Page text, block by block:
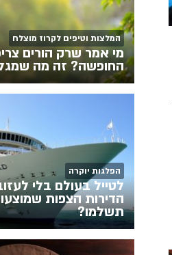
המלצות וטיפים לקרוז מוצלח
מי אמר שרק הורים
החופשה? זה מה
הפלגות יוקרה
לטייל בעולם בלי
הדירות הצפות
תשלמו?